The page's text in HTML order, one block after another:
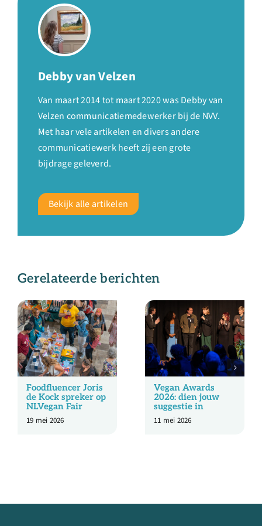
Debby van Velzen
Van maart 2014 tot maart 2020 was Debby van
Velzen communicatiemedewerker bij de NVV.
Met haar vele artikelen en divers andere
communicatiewerk heeft zij een grote
bijdrage geleverd.
Bekijk alle artikelen
Gerelateerde berichten
Foodfluencer Joris
de Kock spreker op
NLVegan Fair
19 mei 2026
Vegan Awards
2026: dien jouw
suggestie in
11 mei 2026